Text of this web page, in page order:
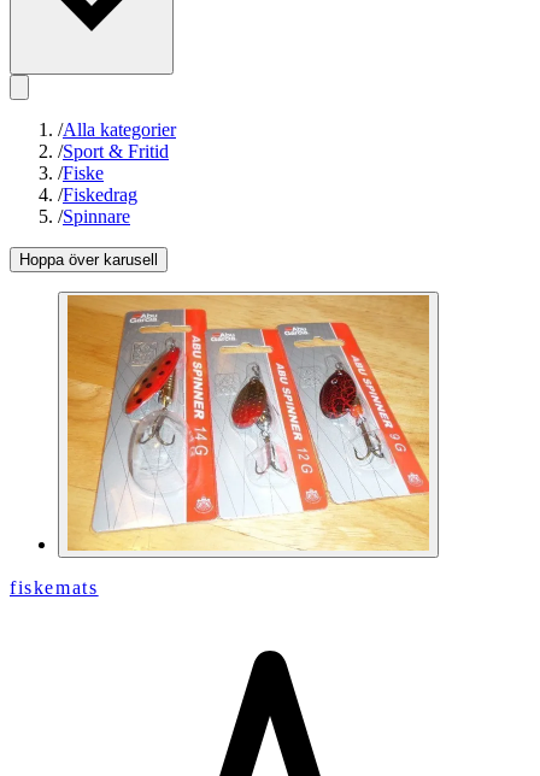
/Alla kategorier
/Sport & Fritid
/Fiske
/Fiskedrag
/Spinnare
Hoppa över karusell
fiskemats